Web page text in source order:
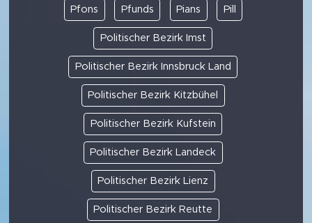
Pfons Pfunds Pians Pill
Politischer Bezirk Imst
Politischer Bezirk Innsbruck Land
Politischer Bezirk Kitzbühel
Politischer Bezirk Kufstein
Politischer Bezirk Landeck
Politischer Bezirk Lienz
Politischer Bezirk Reutte